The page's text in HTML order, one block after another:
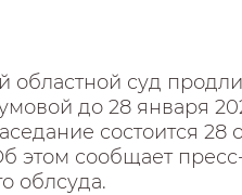
областной суд
до 28 января
состоится 28
этом сообщает
облсуда.